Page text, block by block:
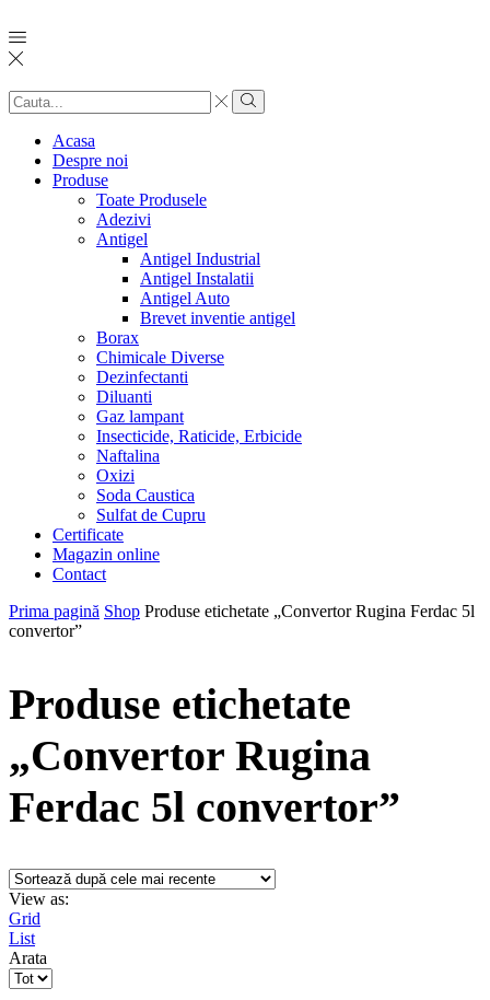
Search
input
Search
Acasa
Despre noi
Produse
Toate Produsele
Adezivi
Antigel
Antigel Industrial
Antigel Instalatii
Antigel Auto
Brevet inventie antigel
Borax
Chimicale Diverse
Dezinfectanti
Diluanti
Gaz lampant
Insecticide, Raticide, Erbicide
Naftalina
Oxizi
Soda Caustica
Sulfat de Cupru
Certificate
Magazin online
Contact
Prima pagină Shop Produse etichetate „Convertor Rugina Ferdac 5l
convertor”
Produse etichetate
„Convertor Rugina
Ferdac 5l convertor”
View as:
Grid
List
Arata
Products